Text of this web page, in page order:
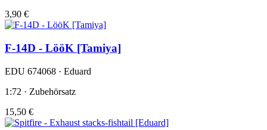
3,90 €
F-14D - LööK [Tamiya]
EDU 674068 · Eduard
1:72 · Zubehörsatz
15,50 €